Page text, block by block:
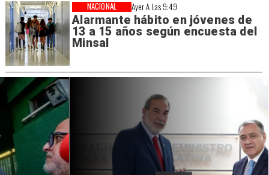
Ayer A Las 9:49
Alarmante hábito en jóvenes de
13 a 15 años según encuesta del
Minsal
NACIONAL